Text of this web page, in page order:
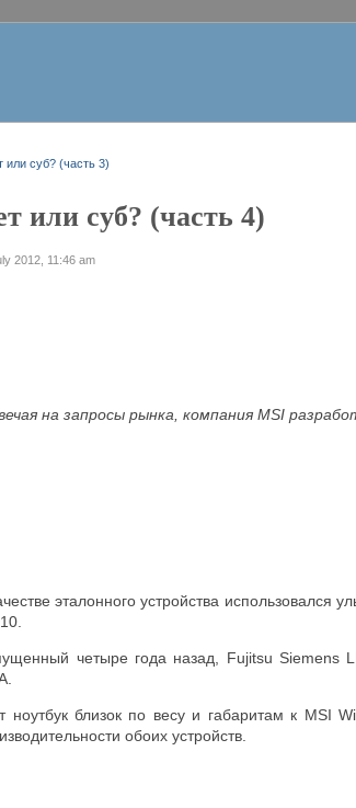
или суб? (часть 3)
или суб? (часть 4)
2012, 11:46 am
на запросы рынка, компания MSI
эталонного устройства использовался
четыре года назад, Fujitsu Siemens
ноутбук близок по весу и габаритам к MSI
обоих устройств.